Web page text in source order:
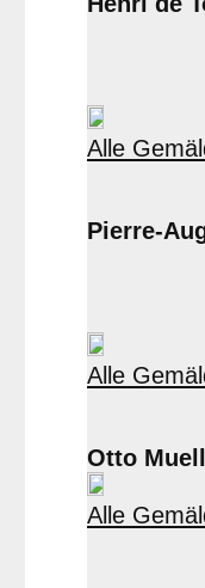
Alle
Pierre-
Alle
Otto
Alle